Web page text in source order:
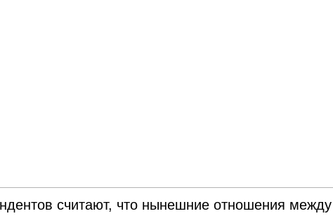
считают, что нынешние отношения между